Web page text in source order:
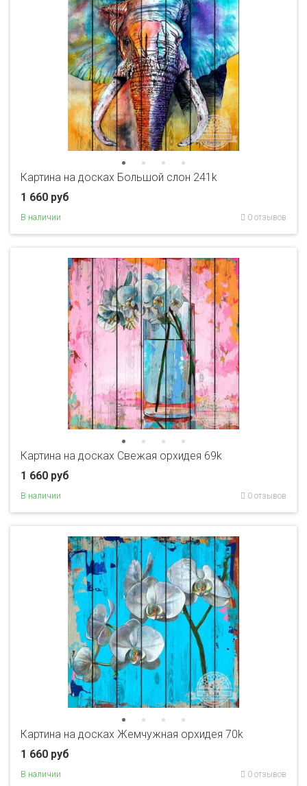
Картина на досках Большой слон 241k
1 660 руб
В наличии 0 отзывов
Картина на досках Свежая орхидея 69k
1 660 руб
В наличии 0 отзывов
Картина на досках Жемчужная орхидея 70k
1 660 руб
В наличии 0 отзывов